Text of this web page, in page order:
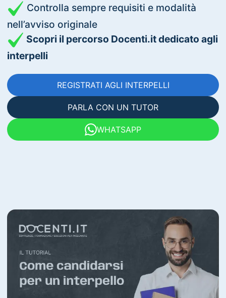
Controlla sempre requisiti e modalità
nell’avviso originale
Scopri il percorso Docenti.it dedicato agli
interpelli
REGISTRATI AGLI INTERPELLI
PARLA CON UN TUTOR
WHATSAPP